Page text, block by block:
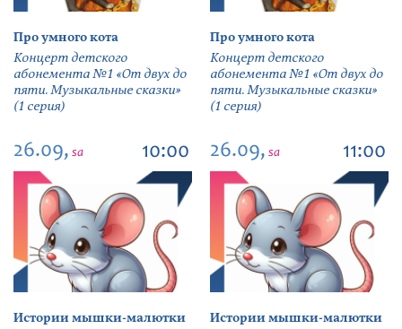
Про умного кота
Концерт детского
абонемента №1 «От двух до
пяти. Музыкальные сказки»
(1 серия)
Про умного кота
Концерт детского
абонемента №1 «От двух до
пяти. Музыкальные сказки»
(1 серия)
26.09, sa 10:00
Истории мышки-малютки
26.09, sa 11:00
Истории мышки-малютки